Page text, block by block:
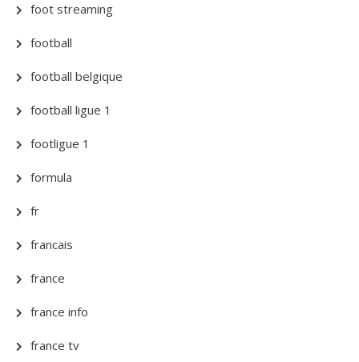
foot streaming
football
football belgique
football ligue 1
footligue 1
formula
fr
francais
france
france info
france tv